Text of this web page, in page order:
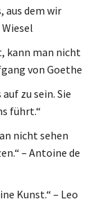
aus dem wir
kann man nicht
von Goethe
zu sein. Sie
führt.“
nicht sehen
– Antoine de
Kunst.“ – Leo